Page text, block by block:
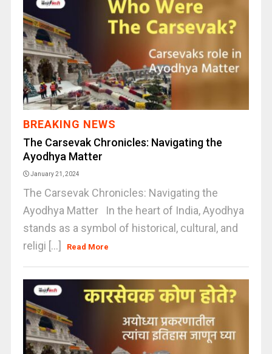
BREAKING NEWS
The Carsevak Chronicles: Navigating the
Ayodhya Matter
January 21, 2024
The Carsevak Chronicles: Navigating the
Ayodhya Matter In the heart of India, Ayodhya
stands as a symbol of historical, cultural, and
religi [...]
Read More